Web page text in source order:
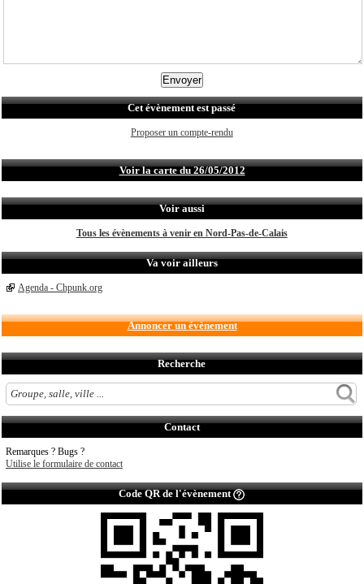
Cet évènement est passé
Proposer un compte-rendu
Voir la carte du 26/05/2012
Voir aussi
Tous les évènements à venir en Nord-Pas-de-Calais
Va voir ailleurs
Agenda - Chpunk.org
Annoncer un évènement
Recherche
Contact
Remarques ? Bugs ?
Utilise le formulaire de contact
Code QR de l'évènement